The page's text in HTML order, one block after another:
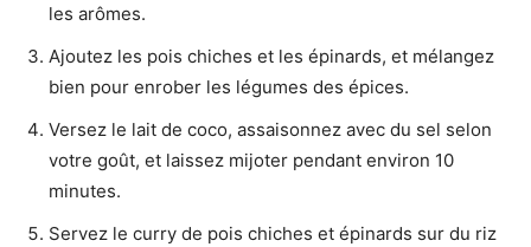
les arômes.
Ajoutez les pois chiches et les épinards, et mélangez
bien pour enrober les légumes des épices.
Versez le lait de coco, assaisonnez avec du sel selon
votre goût, et laissez mijoter pendant environ 10
minutes.
Servez le curry de pois chiches et épinards sur du riz